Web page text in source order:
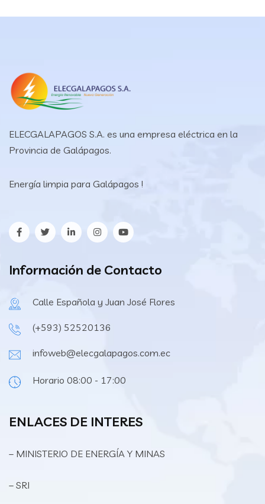
ELECGALAPAGOS S.A. es una empresa eléctrica en la
Provincia de Galápagos.
Energía limpia para Galápagos !
Información de Contacto
Calle Española y Juan José Flores
(+593) 52520136
infoweb@elecgalapagos.com.ec
Horario 08:00 - 17:00
ENLACES DE INTERES
– MINISTERIO DE ENERGÍA Y MINAS
– SRI